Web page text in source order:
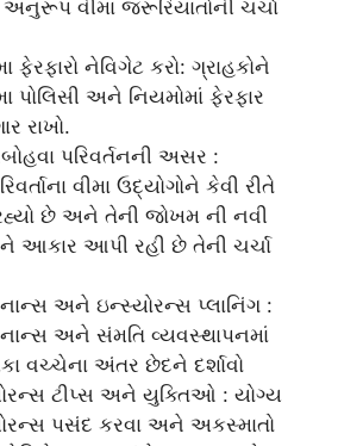
અનુરૂપ વીમા જરૂરિયાતોની ચર્ચા
ફેરફારો નેવિગેટ કરો: ગ્રાહકોને
પોલિસી અને નિયમોમાં ફેરફાર
રાખો.
પરિવર્તનની અસર :
વીમા ઉદ્યોગોને કેવી રીતે
છે અને તેની જોખમ ની નવી
આકાર આપી રહી છે તેની ચર્ચા
અને ઇન્સ્યોરન્સ પ્લાનિંગ :
અને સંમતિ વ્યવસ્થાપનમાં
વચ્ચેના અંતર છેદને દર્શાવો
ટીપ્સ અને યુક્તિઓ : યોગ્ય
પસંદ કરવા અને અકસ્માતો